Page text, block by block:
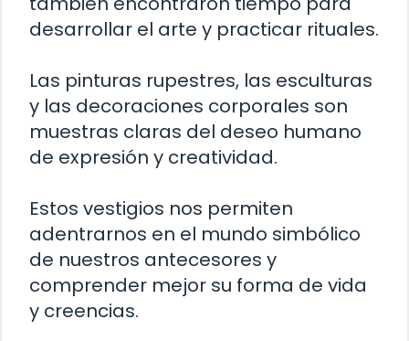
desarrollar el arte y practicar rituales.
Las pinturas rupestres, las esculturas
y las decoraciones corporales son
muestras claras del deseo humano
de expresión y creatividad.
Estos vestigios nos permiten
adentrarnos en el mundo simbólico
de nuestros antecesores y
comprender mejor su forma de vida
y creencias.